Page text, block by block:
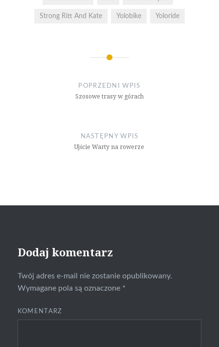
Strong Ritt And Kate Yolobike Yoloride
POPRZEDNI WPIS
Szosowe trasy w górach
NASTĘPNY WPIS
Ujście Warty na rowerze
Dodaj komentarz
Twój adres e-mail nie zostanie opublikowany.
Wymagane pola są oznaczone *
KOMENTARZ